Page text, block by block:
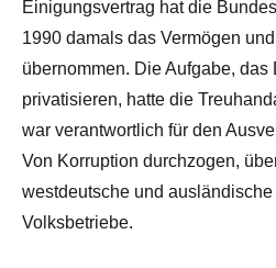
Einigungsvertrag hat die
1990 damals das Vermögen
übernommen. Die Aufgabe, das
privatisieren, hatte die
war verantwortlich für den
Von Korruption durchzogen,
westdeutsche und
Volksbetriebe.